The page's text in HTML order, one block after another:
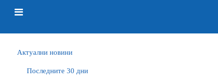
Актуални новини
Последните 30 дни